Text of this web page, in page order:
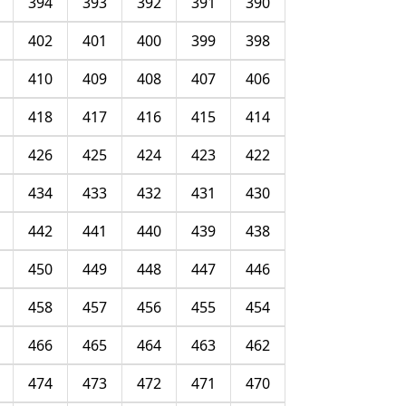
398
399
400
401
402
406
407
408
409
410
414
415
416
417
418
422
423
424
425
426
430
431
432
433
434
438
439
440
441
442
446
447
448
449
450
454
455
456
457
458
462
463
464
465
466
470
471
472
473
474